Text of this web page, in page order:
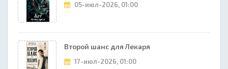
05-июл-2026, 01:00
Второй шанс для Лекаря
17-июл-2026, 01:00